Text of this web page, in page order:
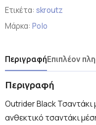
Ετικέτα: skroutz
Μάρκα: Polo
ΠεριγραφήΕπιπλέον
Περιγραφή
Outrider Black Τσαντάκι
ανθεκτικό τσαντάκι